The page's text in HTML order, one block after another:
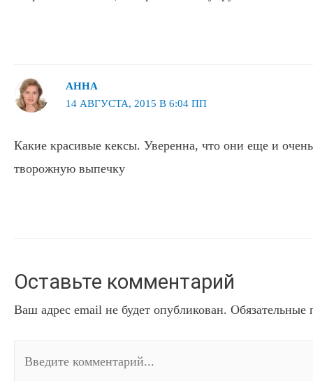
АННА
14 АВГУСТА, 2015 В 6:04 ПП
Какие красивые кексы. Уверенна, что они еще и
творожную выпечку
Оставьте комментарий
Ваш адрес email не будет опубликован.